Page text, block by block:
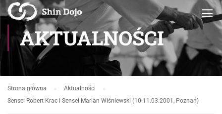
AKTUALNOŚCI
Strona główna
Aktualności
Sensei Robert Krac i Sensei Marian Wiśniewski (10-11.03.2001, Poznań)